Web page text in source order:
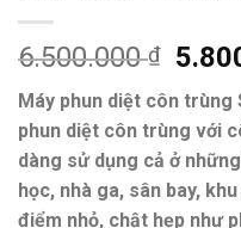
6.500.000₫
Giá
gốc
là:
Máy phun diệt côn trùng
phun diệt côn trùng với
dàng sử dụng cả ở
học, nhà ga, sân bay,
điểm nhỏ, chật hẹp như